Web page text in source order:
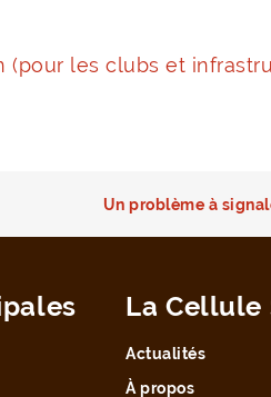
(pour les clubs et
Un problème à
La Cellule
Actualités
À propos